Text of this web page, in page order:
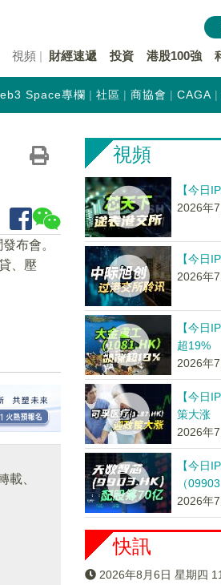
視頻 財經速遞 投資 港股100強
Space專欄 社區 商協會 CAGA
布會。
、壓
載、
視頻
【今日
2026年
【今日
2026年
【今日
超19%
2026年
【今日
策大涨
2026年
【今日
（
2026年
快訊
2026年8月6日 星期四